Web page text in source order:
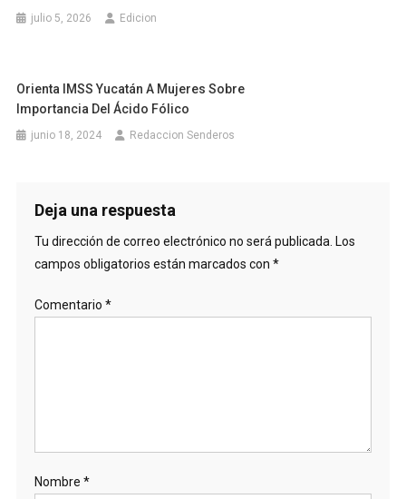
julio 5, 2026 Edicion
Orienta IMSS Yucatán A Mujeres Sobre
Importancia Del Ácido Fólico
junio 18, 2024 Redaccion Senderos
Deja una respuesta
Tu dirección de correo electrónico no será publicada. Los
campos obligatorios están marcados con *
Comentario *
Nombre *